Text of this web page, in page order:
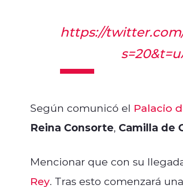
https://
Según comunicó el Palacio
Reina Consorte, Camilla de
Mencionar que con su
Rey. Tras esto comenzará